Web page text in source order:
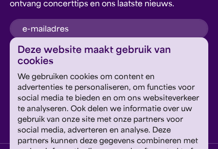
Deze website maakt gebruik van
cookies
We gebruiken cookies om content en
advertenties te personaliseren, om functies voor
social media te bieden en om ons websiteverkeer
te analyseren. Ook delen we informatie over uw
gebruik van onze site met onze partners voor
social media, adverteren en analyse. Deze
partners kunnen deze gegevens combineren met
ontvang concerttips en ons laatste nieuws.
inschrijven
Google's Privacyverklaring en Servicevoorwaarden
van toepassing.
Geef om Philzuid en steun ons!
steun ons